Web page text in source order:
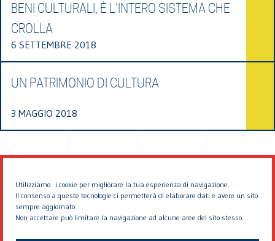
Utilizziamo i cookie per migliorare la tua esperienza di navigazione.
Il consenso a queste tecnologie ci permetterà di elaborare dati e avere un sito
sempre aggiornato.
Non accettare può limitare la navigazione ad alcune aree del sito stesso.
BENI CULTURALI, È L’INTERO SISTEMA CHE
CROLLA
6 SETTEMBRE 2018
UN PATRIMONIO DI CULTURA
3 MAGGIO 2018
© 2026 EDDYBURG